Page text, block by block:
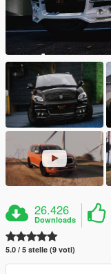
26.426
Downloads
5.0 / 5 stelle (9 voti)